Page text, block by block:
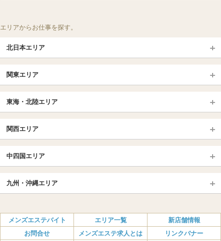
エリアからお仕事を探す。
北日本エリア
北海道（札幌・旭川・函館）
青森
岩手 (盛岡・北上)
福島 (いわき・郡山)
山形
長野・松本・上田
群馬（伊勢崎・高崎・前橋）
関東エリア
大宮・浦和・川口
越谷・春日部
千葉TOP
松戸・柏
池袋・大塚
新宿
恵比寿・目黒・自由が丘
赤坂・麻布・六本木
品川・五反田・蒲田
銀座・東京・新橋
東海・北陸エリア
愛知（名古屋）
岐阜県
北陸
名古屋TOP
丸の内・久屋・高岳
大須・上前津・鶴舞
新栄町・東新町
千種・今池・黒川・大曽根
関西エリア
京都駅・伏見区
烏丸御池駅
四条烏丸・河原町・祇園四条
三条・京都市役所前
大阪エリア
梅田・北新地
肥後橋・淀屋橋・北浜
中四国エリア
広島
岡山
香川（高松）
愛媛（松山）
徳島
高知
九州・沖縄エリア
福岡
佐賀
長崎
熊本
メンズエステバイト エリア一覧
新店舗情報
お問合せ
メンズエステ求人とは リンクバナー